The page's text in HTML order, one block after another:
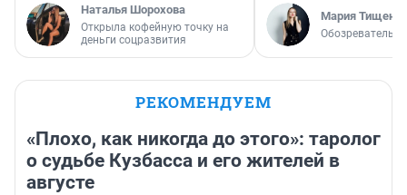
Наталья Шорохова
Открыла кофейную точку на
деньги соцразвития
Мария Тищенко
Обозреватель
РЕКОМЕНДУЕМ
«Плохо, как никогда до этого»: таролог
о судьбе Кузбасса и его жителей в
августе